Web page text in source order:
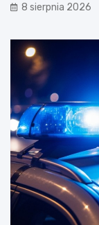
8 sierpnia 2026